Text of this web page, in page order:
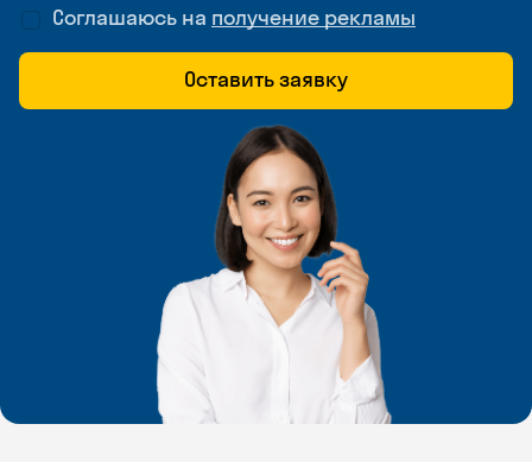
Соглашаюсь на получение рекламы
Оставить заявку